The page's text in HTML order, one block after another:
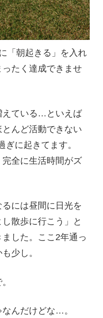
「朝起きる」を入れ
たく達成できませ
えている…といえば
んど活動できない
ぎに起きてます。
全に生活時間がズ
には昼間に日光を
散歩に行こう」と
した。ここ2年通っ
少し。
んだけどな…。